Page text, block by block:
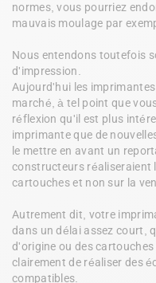
normes, vous pourriez
mauvais moulage par
Nous entendons toutefois
d'impression.
Aujourd'hui les
marché, à tel point que
réflexion qu'il est plus
imprimante que de
le mettre en avant un
constructeurs réaliseraient
cartouches et non sur la
Autrement dit, votre
dans un délai assez court,
d'origine ou des
clairement de réaliser des
compatibles.